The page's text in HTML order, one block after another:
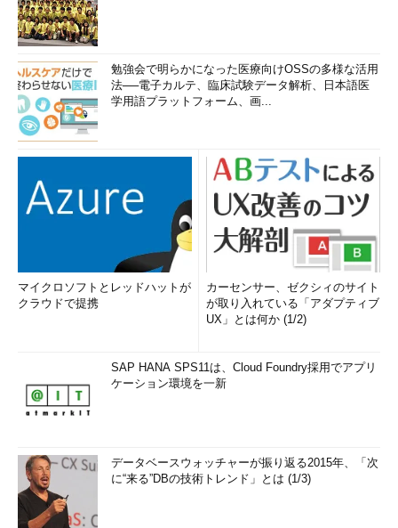
勉強会で明らかになった医療向けOSSの多様な活用
法──電子カルテ、臨床試験データ解析、日本語医
学用語プラットフォーム、画...
マイクロソフトとレッドハットが
クラウドで提携
カーセンサー、ゼクシィのサイト
が取り入れている「アダプティブ
UX」とは何か (1/2)
SAP HANA SPS11は、Cloud Foundry採用でアプリ
ケーション環境を一新
データベースウォッチャーが振り返る2015年、「次
に“来る”DBの技術トレンド」とは (1/3)